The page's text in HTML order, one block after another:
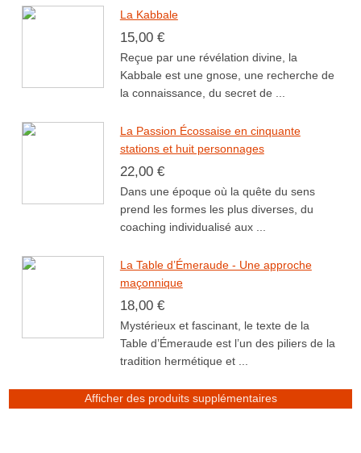
La Kabbale
15,00 €
Reçue par une révélation divine, la
Kabbale est une gnose, une recherche de
la connaissance, du secret de ...
La Passion Écossaise en cinquante
stations et huit personnages
22,00 €
Dans une époque où la quête du sens
prend les formes les plus diverses, du
coaching individualisé aux ...
La Table d’Émeraude - Une approche
maçonnique
18,00 €
Mystérieux et fascinant, le texte de la
Table d’Émeraude est l’un des piliers de la
tradition hermétique et ...
Afficher des produits supplémentaires